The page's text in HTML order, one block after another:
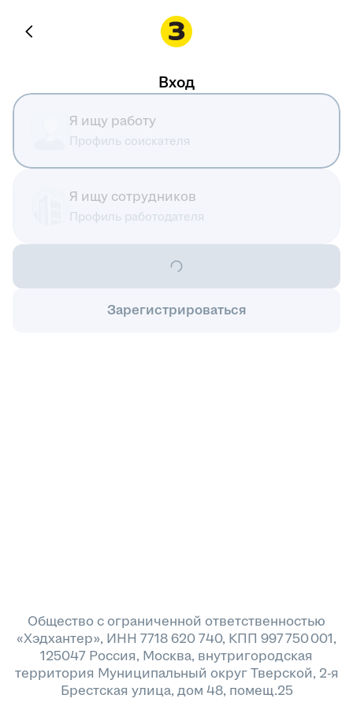
Вход
Я ищу работу
Профиль соискателя
Я ищу сотрудников
Профиль работодателя
Зарегистрироваться
Общество с ограниченной ответственностью
«Хэдхантер», ИНН 7718 620 740, КПП 997 750 001,
125047 Россия, Москва, внутригородская
территория Муниципальный округ Тверской, 2-я
Брестская улица, дом 48, помещ.25